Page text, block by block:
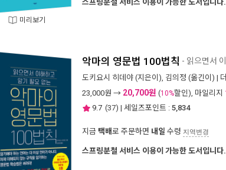
미리보기
스프링분철 서비스 이용이 가능한 도서입니다.
악마의 영문법 100법칙 - 읽으면서
도키요시 히데야 (지은이), 김의정 (옮긴이) |
23,000원 → 20,700원 (10%할인), 마일리지
9.7 (37) | 세일즈포인트 : 5,834
지금 택배로 주문하면 내일 수령 지역변경
스프링분철 서비스 이용이 가능한 도서입니다.